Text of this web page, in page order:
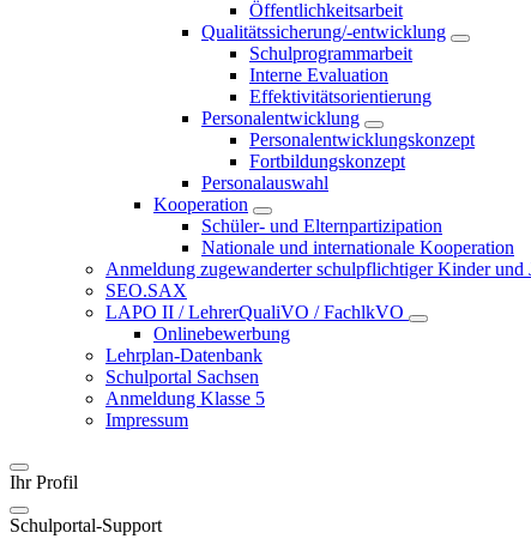
Öffentlichkeitsarbeit
Qualitätssicherung/-entwicklung
Schulprogrammarbeit
Interne Evaluation
Effektivitätsorientierung
Personalentwicklung
Personalentwicklungskonzept
Fortbildungskonzept
Personalauswahl
Kooperation
Schüler- und Elternpartizipation
Nationale und internationale Kooperation
Anmeldung zugewanderter schulpflichtiger Kinder und
SEO.SAX
LAPO II / LehrerQualiVO / FachlkVO
Onlinebewerbung
Lehrplan-Datenbank
Schulportal Sachsen
Anmeldung Klasse 5
Impressum
Ihr Profil
Schulportal-Support